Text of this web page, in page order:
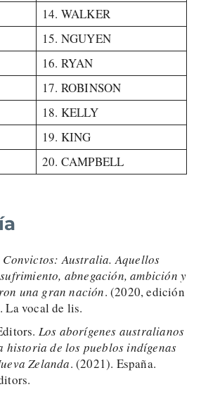
14. WALKER
15. NGUYEN
16. RYAN
17. ROBINSON
18. KELLY
19. KING
20. CAMPBELL
Convictos: Australia. Aquellos
abnegación, ambición y
una gran nación. (2020, edición
La vocal de lis.
Los aborígenes australianos
historia de los pueblos indígenas
Zelanda. (2021). España.